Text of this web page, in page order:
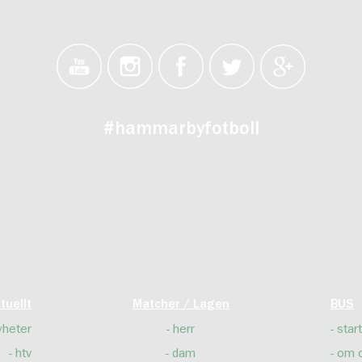
#hammarbyfotboll
htv
Matcher / Lagen
herr
dam
BUS
start
om